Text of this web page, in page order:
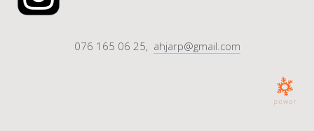
076 165 06 25, ahjarp@gmail.com